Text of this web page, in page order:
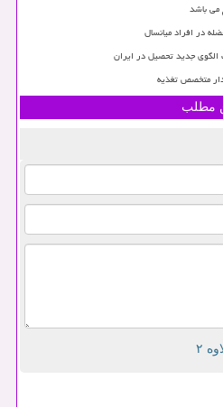
می باشد
در افراد میانسال
جدید تحصیل در ایران
متخصص تغذیه
مطلب